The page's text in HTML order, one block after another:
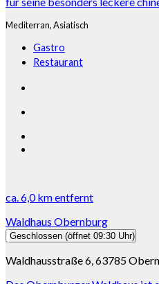
Mediterran,Asiatisch
Gastro
Restaurant
ca.6,0 kmentfernt
Waldhaus Obernburg
Geschlossen (öffnet 09:30 Uhr)
Waldhausstraße 6, 63785